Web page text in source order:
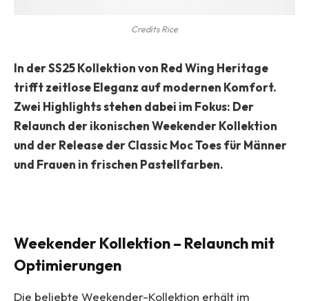
Credits Rice
In der SS25 Kollektion von Red Wing Heritage
trifft zeitlose Eleganz auf modernen Komfort.
Zwei Highlights stehen dabei im Fokus: Der
Relaunch der ikonischen Weekender Kollektion
und der Release der Classic Moc Toes für Männer
und Frauen in frischen Pastellfarben.
Weekender Kollektion – Relaunch mit
Optimierungen
Die beliebte Weekender-Kollektion erhält im